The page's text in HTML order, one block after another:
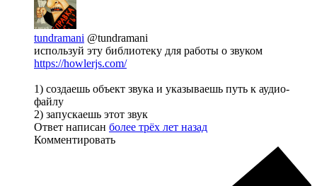
tundramani @tundramani
используй эту библиотеку для работы о звуком
https://howlerjs.com/
1) создаешь объект звука и указываешь путь к аудио-
файлу
2) запускаешь этот звук
Ответ написан более трёх лет назад
Комментировать